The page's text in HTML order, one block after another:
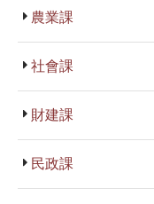
農業課
社會課
財建課
民政課